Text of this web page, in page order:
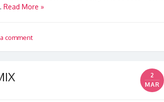
Read More »
comment
2
MAR